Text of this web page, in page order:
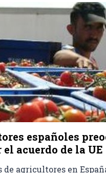
españoles
el acuerdo de la UE
de agricultores en